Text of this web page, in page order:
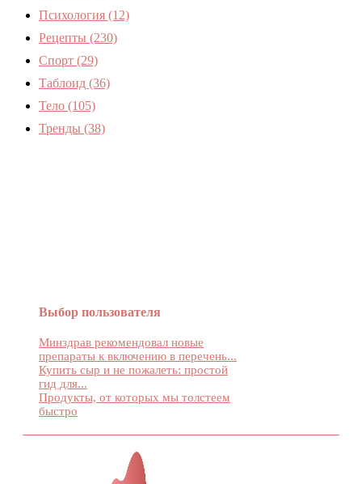
Психология (12)
Рецепты (230)
Спорт (29)
Таблоид (36)
Тело (105)
Тренды (38)
Выбор пользователя
Минздрав рекомендовал новые
препараты к включению в перечень...
Купить сыр и не пожалеть: простой
гид для...
Продукты, от которых мы толстеем
быстро